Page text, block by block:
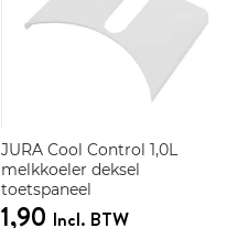
JURA Cool Control 1,0L
melkkoeler deksel
toetspaneel
1,90 Incl. BTW